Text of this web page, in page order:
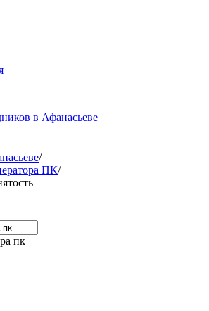
в Афанасьеве
/
ПК/
пк